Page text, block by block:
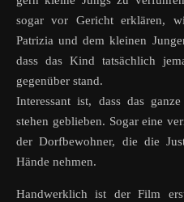
sogar vor Gericht erklären,
Patrizia und dem kleinen
dass das Kind tatsächlich
gegenüber stand.
Interessant ist, dass das
stehen geblieben. Sogar eine
der Dorfbewohner, die die
Hände nehmen.
Handwerklich ist der Film